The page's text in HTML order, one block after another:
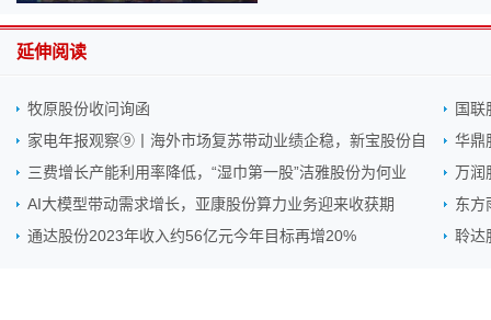
延伸阅读
牧原股份收问询函
国联
家电年报观察⑨丨海外市场复苏带动业绩企稳，新宝股份自
华鼎
三费增长产能利用率降低，“湿巾第一股”洁雅股份为何业
万润
AI大模型带动需求增长，亚康股份算力业务迎来收获期
东方
通达股份2023年收入约56亿元今年目标再增20%
聆达